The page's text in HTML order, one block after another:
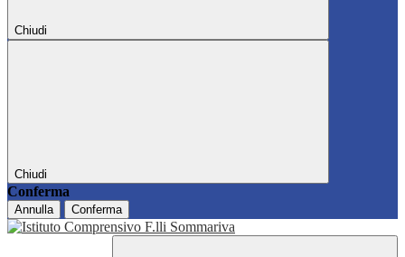
Chiudi
Chiudi
Conferma
Annulla Conferma